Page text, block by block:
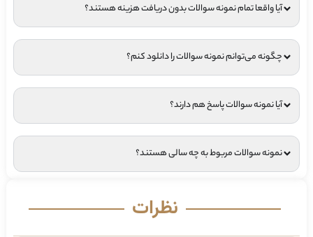
آیا واقعا تمام نمونه سوالات بدون دریافت هزینه هستند؟
چگونه می‌توانم نمونه سوالات را دانلود کنم؟
آیا نمونه سوالات پاسخ هم دارند؟
نمونه سوالات مربوط به چه سالی هستند؟
نظرات